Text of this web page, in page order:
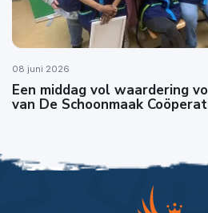
08 juni 2026
Een middag vol waardering
van De Schoonmaak